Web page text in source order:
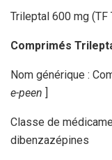
Trileptal 600 mg (TF
Comprimés
Nom générique :
e-peen ]
Classe de
dibenzazépines